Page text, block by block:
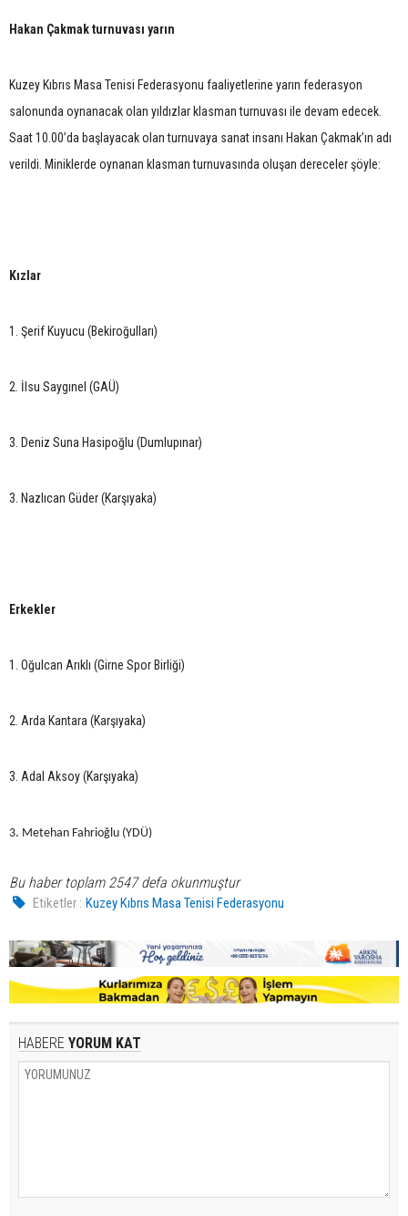
Hakan Çakmak turnuvası yarın
Kuzey Kıbrıs Masa Tenisi Federasyonu faaliyetlerine yarın federasyon
salonunda oynanacak olan yıldızlar klasman turnuvası ile devam edecek.
Saat 10.00’da başlayacak olan turnuvaya sanat insanı Hakan Çakmak’ın adı
verildi. Miniklerde oynanan klasman turnuvasında oluşan dereceler şöyle:
Kızlar
1. Şerif Kuyucu (Bekiroğulları)
2. İlsu Saygınel (GAÜ)
3. Deniz Suna Hasipoğlu (Dumlupınar)
3. Nazlıcan Güder (Karşıyaka)
Erkekler
1. Oğulcan Arıklı (Girne Spor Birliği)
2. Arda Kantara (Karşıyaka)
3. Adal Aksoy (Karşıyaka)
3. Metehan Fahrioğlu (YDÜ)
Bu haber toplam 2547 defa okunmuştur
Etiketler : Kuzey Kıbrıs Masa Tenisi Federasyonu
HABERE YORUM KAT